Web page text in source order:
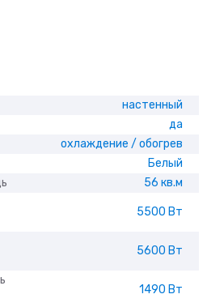
настенный
да
охлаждение / обогрев
Белый
56 кв.м
5500 Вт
5600 Вт
1490 Вт